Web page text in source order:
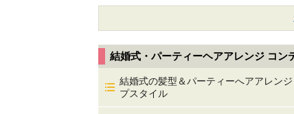
結婚式・パーティーヘアアレンジ コン
結婚式の髪型＆パーティーへアアレンジ
プスタイル